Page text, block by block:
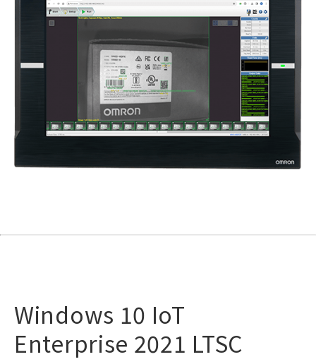
Windows 10 IoT
Enterprise 2021 LTSC